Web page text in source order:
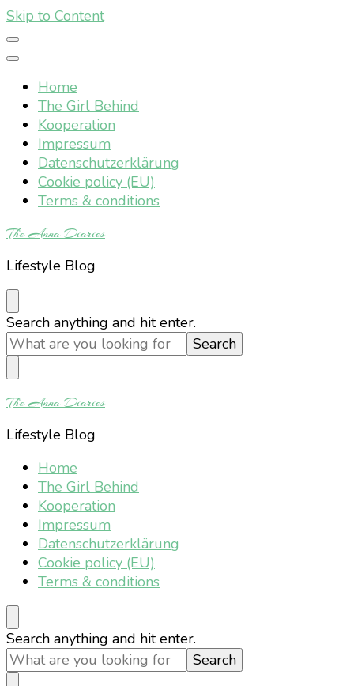
Skip to Content
Home
The Girl Behind
Kooperation
Impressum
Datenschutzerklärung
Cookie policy (EU)
Terms & conditions
The Anna Diaries
Lifestyle Blog
Looking
for
Something?
Search anything and hit enter.
The Anna Diaries
Lifestyle Blog
Home
The Girl Behind
Kooperation
Impressum
Datenschutzerklärung
Cookie policy (EU)
Terms & conditions
Looking
for
Something?
Search anything and hit enter.